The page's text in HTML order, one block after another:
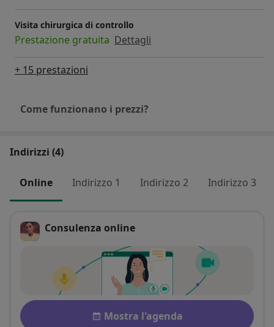
Visita chirurgica di controllo
Prestazione gratuita Dettagli
+ 15 prestazioni
Come funzionano i prezzi?
Indirizzi (4)
Online Indirizzo 1 Indirizzo 2 Indirizzo 3
Consulenza online
Disponibilità
Mostra l'agenda